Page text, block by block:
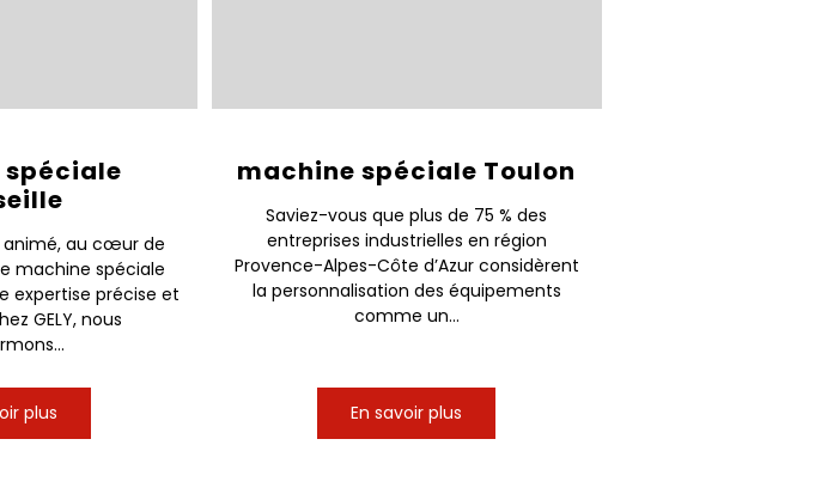
animé, au cœur de
machine spéciale
expertise précise et
GELY, nous
plus
machine spéciale Toulon
Saviez-vous que plus de 75 % des
entreprises industrielles en région
Provence-Alpes-Côte d’Azur considèrent
la personnalisation des équipements
comme un...
En savoir plus